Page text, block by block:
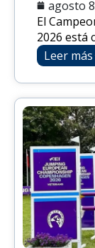
agosto
El
2026 está
Leer más